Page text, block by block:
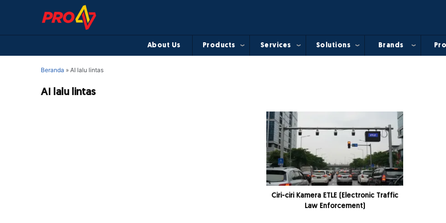
About Us Products Services Solutions Brands
Beranda » AI lalu lintas
AI lalu lintas
Ciri-ciri Kamera ETLE (Electronic Traffic
Law Enforcement)